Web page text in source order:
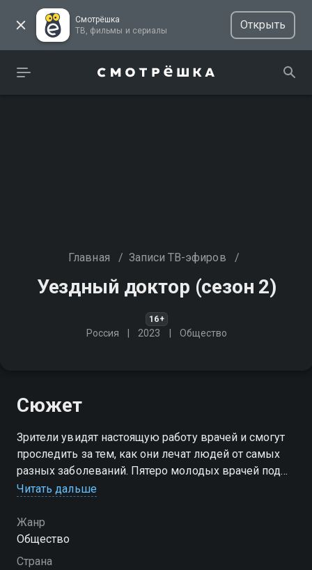
Смотрёшка
ТВ, фильмы и сериалы
Открыть
Главная / Записи ТВ-эфиров /
Уездный доктор (сезон 2)
16+
Россия 2023 Общество
Сюжет
Зрители увидят настоящую работу врачей и смогут
проследить за тем, как они лечат людей от самых
разных заболеваний. Пятеро молодых врачей под
руководством более опытного куратора
людей
Посмотреть онлайн 2 сезон сериала Уездный
Читать дальше
Жанр
Общество
Страна